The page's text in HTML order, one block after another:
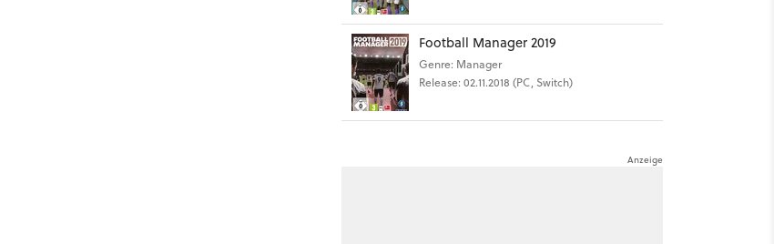
Football Manager 2019
Genre: Manager
Release: 02.11.2018 (PC, Switch)